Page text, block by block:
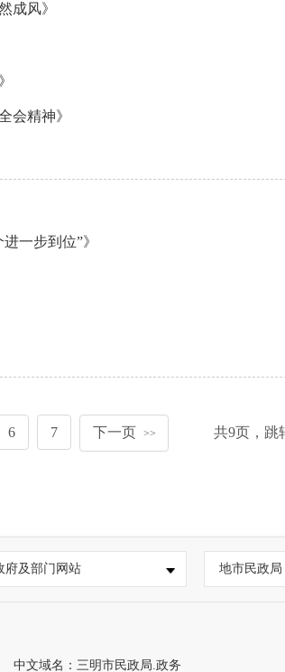
成风》
会精神》
一步到位”》
6 7 下一页 >> 共9页，跳
府及部门网站 地市民政局
中文域名：三明市民政局.政务